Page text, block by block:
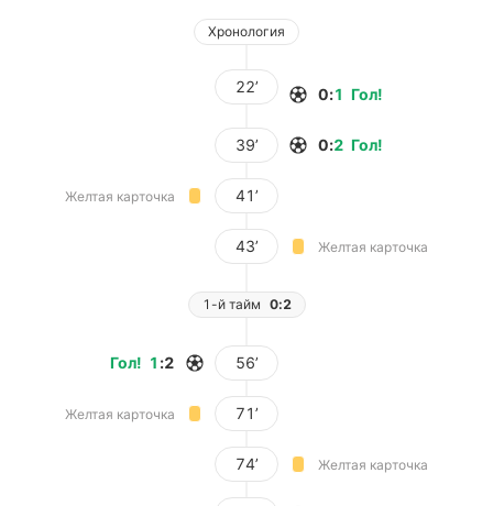
Хронология
22’ Гол!
0:1
39’ Гол!
0:2
Желтая карточка 41’
43’ Желтая карточка
1-й тайм 0:2
Гол! 1 :2 56’
Желтая карточка 71’
74’ Желтая карточка